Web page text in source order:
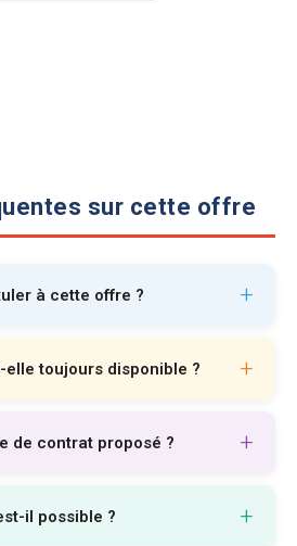
sur cette offre
à cette offre ? +
elle toujours disponible ? +
de contrat proposé ? +
il possible ? +